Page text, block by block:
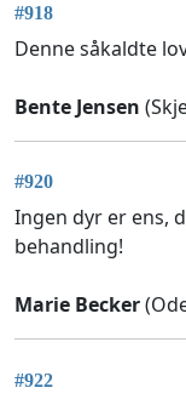
#918
Denne såkaldte
Bente Jensen
#920
Ingen dyr er ens,
behandling!
Marie Becker
#922